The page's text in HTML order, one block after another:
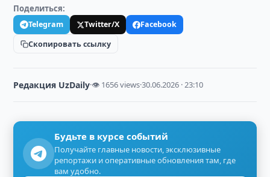
Поделиться:
Telegram Twitter/X
Facebook
Скопировать ссылку
Редакция UzDaily·👁 1656 views·30.06.2026 · 23:10
Будьте в курсе событий
Получайте главные новости, эксклюзивные
репортажи и оперативные обновления там, где
вам удобно.